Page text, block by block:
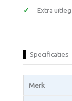
Extra
Specificaties
Merk